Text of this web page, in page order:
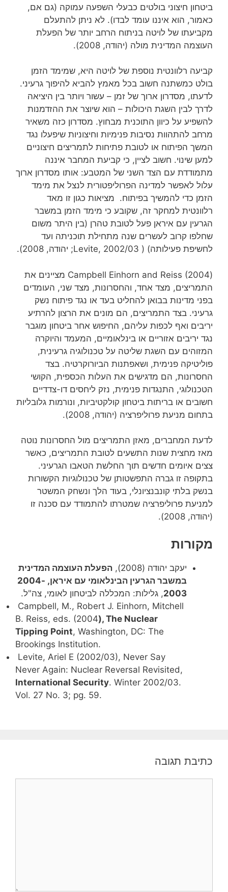
ביטחון חיצוני בולטים כבעלי השפעה עמוקה (גם אם,
כאמור, הוא איננו עומד לבדו). לא ניתן להתעלם
מקביעתו של לויטה בניתוח הרחב יותר של הפעלת
העוצמה המדינית מולה (יהודה, 2008).
קביעה רלוונטית נוספת של לויטה היא, שמימד הזמן
בולט כמשתנה חשוב בכל מאמץ להביא להיפוך גרעיני.
לדעתו, מסדרון ארוך של זמן – עשור ויותר בין היציאה
לדרך לבין השגת היכולות – הוא שיוצר את ההזדמנות
להשפיע על כיוון התוכנית מבחוץ. מסדרון כזה משאיר
מרחב להתהוות נסיבות פנימיות וחיצוניות שיפעלו נגד
המשך הפיתוח או לטובת פתיחות לתמריצים חיצוניים
למען שינוי. חשוב לציין, כי קביעת המחבר איננה
מתמודדת עם הצד השני של המטבע: אותו מסדרון ארוך
עלול לאפשר למדינה הפרוליפטורית לנצל את מימד
הזמן כדי להמשיך בפיתוח. מציאות כגון זו מאד
רלוונטית למחקר זה, שקובע כי מימד הזמן במשבר
הגרעין עם איראן פעל לטובת טהרן (בין היתר משום
שחלפו קרוב לעשרים שנה מתחילת תוכניתה ועד
לחשיפת פעילותה) ( Levite, 2002/03; יהודה, 2008).
(Campbell Einhorn and Reiss (2004 מציינים את
התמריצים, מצד אחד, והחסרונות, מצד שני, העומדים
בפני מדינות בבואן להחליט בעד או נגד פיתוח נשק
גרעיני. בצד התמריצים, הם מונים את הרצון להרתיע
יריבים ואף לכפות עליהם, החיפוש אחר ביטחון מוגבר
נגד יריבים אזוריים או בינלאומיים, המעמד והיוקרה
המזוהים עם השגת שליטה על טכנולוגיה גרעינית,
פוליטיקה פנימית, ושאפתנות הביורוקרטיה. בצד
החסרונות, הם מדגישים את העלות הכספית, הקושי
הטכנולוגי, התנגדות פנימית, נזק ליחסים דו-צדדיים
חשובים או בריתות ביטחון קולקטיביות, ונורמות גלובליות
בתחום מניעת פרוליפרציה (יהודה, 2008).
לדעת המחברים, מאזן התמריצים מול החסרונות נוטה
מאז מחצית שנות התשעים לטובת התמריצים, כאשר
צצים איומים חדשים תוך החלשת הטאבו הגרעיני.
בתקופה זו גברה התפשטותן של טכנולוגיות הקשורות
בנשק בלתי קונבנציונלי, בעוד הלך ונשחק המשטר
למניעת פרוליפרציה שמטרתו להתמודד עם סכנה זו
(יהודה, 2008).
מקורות
יעקב יהודה (2008),
הפעלת העוצמה המדינית
במשבר הגרעין הבינלאומי עם איראן, 2004-
2003, גלילות: המכללה לביטחון לאומי, צה"ל.
Campbell, M., Robert J. Einhorn, Mitchell
B. Reiss, eds. (2004), The Nuclear
Tipping Point, Washington, DC: The
Brookings Institution.
Levite, Ariel E (2002/03), Never Say
Never Again: Nuclear Reversal Revisited,
International Security. Winter 2002/03.
Vol. 27 No. 3; pg. 59.
כתיבת תגובה